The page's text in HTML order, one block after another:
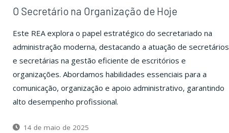
O Secretário na Organização de Hoje
Este REA explora o papel estratégico do secretariado na
administração moderna, destacando a atuação de secretários
e secretárias na gestão eficiente de escritórios e
organizações. Abordamos habilidades essenciais para a
comunicação, organização e apoio administrativo, garantindo
alto desempenho profissional.
14 de maio de 2025